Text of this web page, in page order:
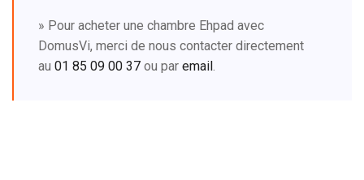
» Pour acheter une chambre Ehpad avec
DomusVi, merci de nous contacter directement
au 01 85 09 00 37 ou par email.